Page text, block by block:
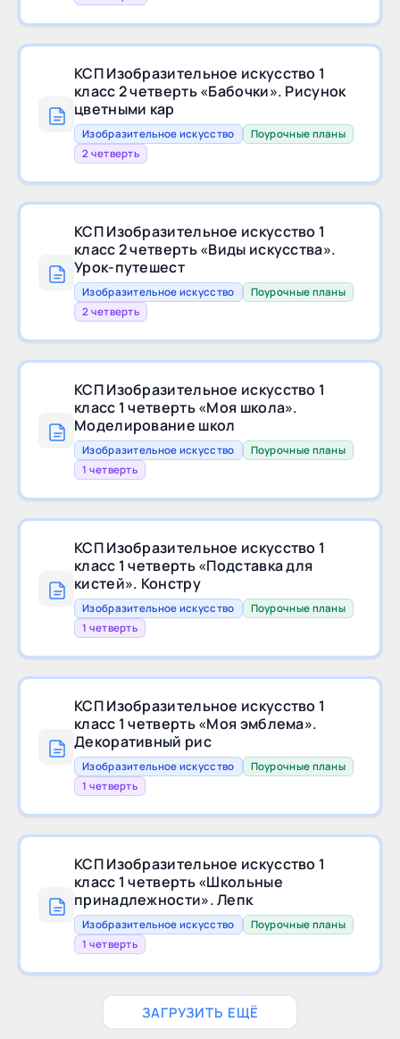
КСП Изобразительное искусство 1
класс 2 четверть «Бабочки». Рисунок
цветными кар
Изобразительное искусство
Поурочные планы
2 четверть
КСП Изобразительное искусство 1
класс 2 четверть «Виды искусства».
Урок-путешест
Изобразительное искусство
Поурочные планы
2 четверть
КСП Изобразительное искусство 1
класс 1 четверть «Моя школа».
Моделирование школ
Изобразительное искусство
Поурочные планы
1 четверть
КСП Изобразительное искусство 1
класс 1 четверть «Подставка для
кистей». Констру
Изобразительное искусство
Поурочные планы
1 четверть
КСП Изобразительное искусство 1
класс 1 четверть «Моя эмблема».
Декоративный рис
Изобразительное искусство
Поурочные планы
1 четверть
КСП Изобразительное искусство 1
класс 1 четверть «Школьные
принадлежности». Лепк
Изобразительное искусство
Поурочные планы
1 четверть
ЗАГРУЗИТЬ ЕЩЁ